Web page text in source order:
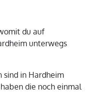
du auf
unterwegs
sind in Hardheim
die noch einmal